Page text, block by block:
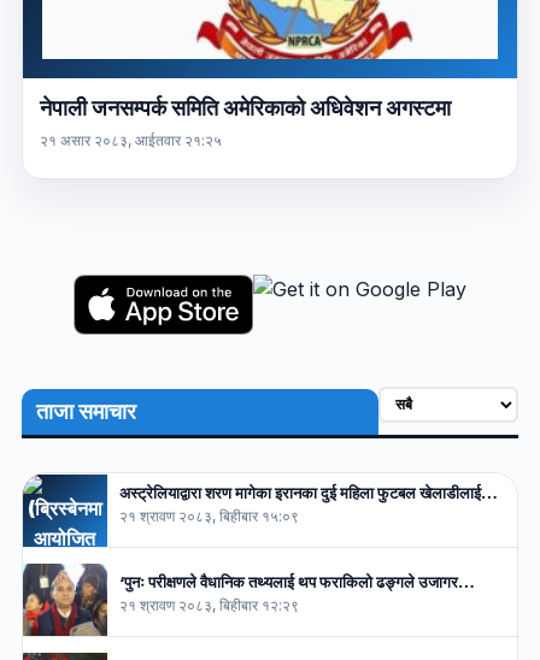
नेपाली जनसम्पर्क समिति अमेरिकाको अधिवेशन अगस्टमा
२१ असार २०८३, आईतवार २१:२५
ताजा समाचार
अस्ट्रेलियाद्वारा शरण मागेका इरानका दुई महिला फुटबल खेलाडीलाई…
२१ श्रावण २०८३, बिहीबार १५:०९
‘पुनः परीक्षणले वैधानिक तथ्यलाई थप फराकिलो ढङ्गले उजागर…
२१ श्रावण २०८३, बिहीबार १२:२९